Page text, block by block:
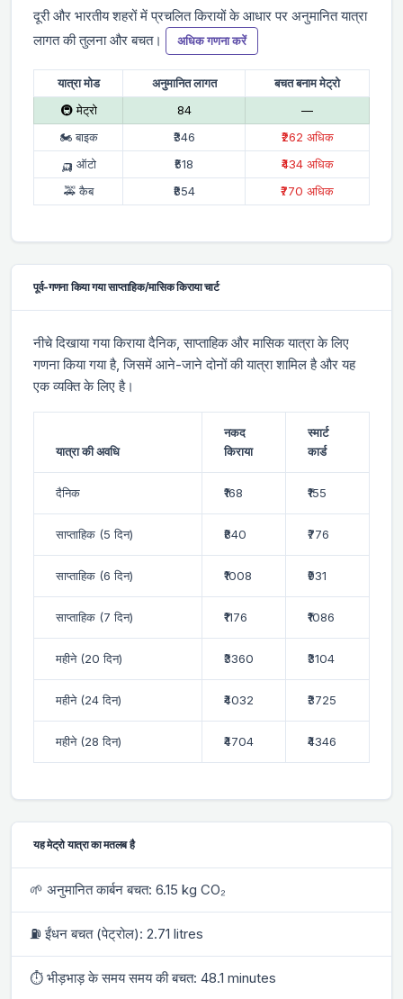
दूरी और भारतीय शहरों में प्रचलित किरायों के आधार पर अनुमानित यात्रा
लागत की तुलना और बचत।
अधिक गणना करें
यात्रा मोड अनुमानित लागत
बचत बनाम मेट्रो
🚇 मेट्रो
₹84
—
🏍 बाइक
₹346
₹262 अधिक
🛺 ऑटो
₹518
₹434 अधिक
🚕 कैब
₹854 ₹770 अधिक
पूर्व-गणना किया गया साप्ताहिक/मासिक किराया चार्ट
नीचे दिखाया गया किराया दैनिक, साप्ताहिक और मासिक यात्रा के लिए
गणना किया गया है, जिसमें आने-जाने दोनों की यात्रा शामिल है और यह
एक व्यक्ति के लिए है।
यात्रा की अवधि
नकद
किराया
स्मार्ट
कार्ड
दैनिक ₹168 ₹155
साप्ताहिक (5 दिन) ₹840 ₹776
साप्ताहिक (6 दिन) ₹1008 ₹931
साप्ताहिक (7 दिन) ₹1176 ₹1086
महीने (20 दिन) ₹3360 ₹3104
महीने (24 दिन) ₹4032 ₹3725
महीने (28 दिन) ₹4704 ₹4346
यह मेट्रो यात्रा का मतलब है
🌱 अनुमानित कार्बन बचत: 6.15 kg CO₂
⛽ ईंधन बचत (पेट्रोल): 2.71 litres
⏱ भीड़भाड़ के समय समय की बचत: 48.1 minutes